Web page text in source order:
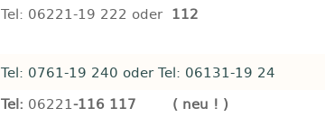
Tel: 06221-19 222 oder 112
Tel: 0761-19 240 oder Tel: 06131-19 24
Tel: 06221-116 117 ( neu ! )